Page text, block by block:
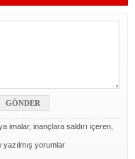
imalar, inançlara saldırı içeren,
yorumlar